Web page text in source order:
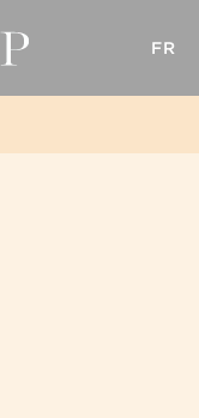
FR